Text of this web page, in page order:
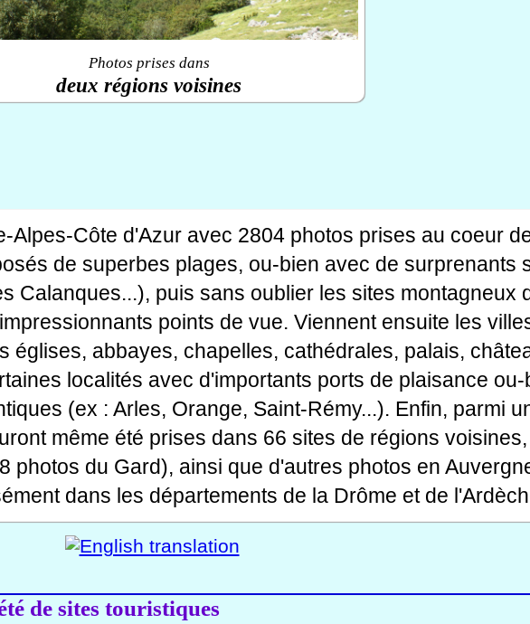
Photos prises dans
deux régions voisines
Alpes-Côte d'Azur avec 2804 photos prises au coeur
de superbes plages, ou-bien avec de surprenants
Calanques...), puis sans oublier les sites montagneux
points de vue. Viennent ensuite les
églises, abbayes, chapelles, cathédrales, palais,
localités avec d'importants ports de plaisance ou-
(ex : Arles, Orange, Saint-Rémy...). Enfin, parmi
même été prises dans 66 sites de régions
photos du Gard), ainsi que d'autres photos en
dans les départements de la Drôme et de
de sites touristiques